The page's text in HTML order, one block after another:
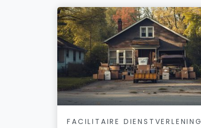
FACILITAIRE DIENSTVERLENING